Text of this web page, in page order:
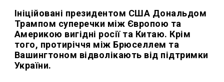
Ініційовані президентом США Дональдом
Трампом суперечки між Європою та
Америкою вигідні росії та Китаю. Крім
того, протиріччя між Брюселлем та
Вашингтоном відволікають від підтримки
України.